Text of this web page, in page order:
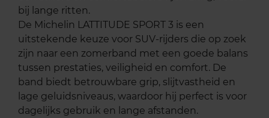
bij lange ritten.
De Michelin LATTITUDE SPORT 3 is een
uitstekende keuze voor SUV-rijders die op zoek
zijn naar een zomerband met een goede balans
tussen prestaties, veiligheid en comfort. De
band biedt betrouwbare grip, slijtvastheid en
lage geluidsniveaus, waardoor hij perfect is voor
dagelijks gebruik en lange afstanden.